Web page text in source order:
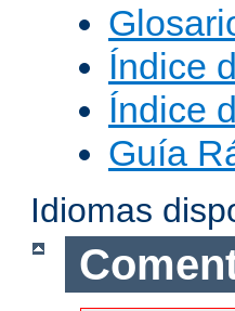
Índice
Índice
Guía
Idiomas